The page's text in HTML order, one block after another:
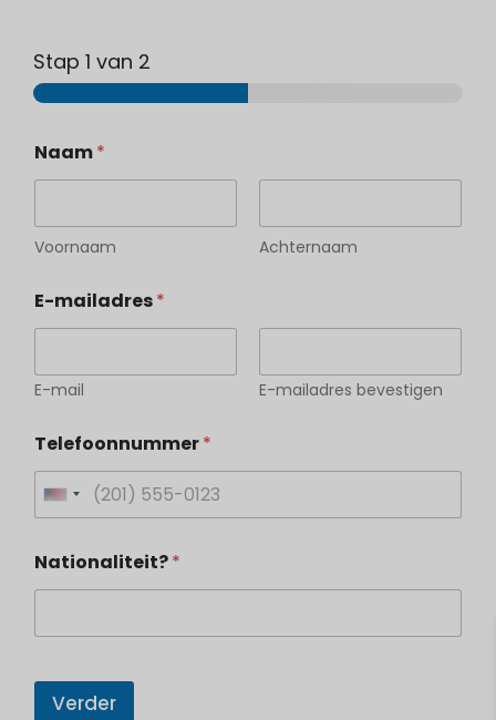
Stap 1 van 2
Naam*
Voornaam Achternaam
E-mailadres*
E-mail E-mailadres bevestigen
Telefoonnummer*
U
i
t
Nationaliteit?*
Verder